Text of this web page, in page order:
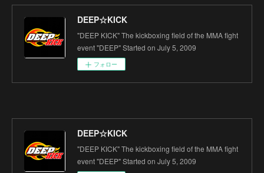
DEEP☆KICK
"DEEP KICK" The kickboxing field of the MMA fight
event "DEEP" Started on July 5, 2009
フォロー
DEEP☆KICK
"DEEP KICK" The kickboxing field of the MMA fight
event "DEEP" Started on July 5, 2009